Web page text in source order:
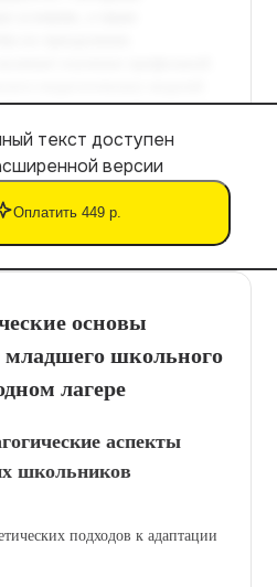
текст доступен
версии
Оплатить 449 р.
основы
младшего школьного
лагере
аспекты
школьников
подходов к адаптации